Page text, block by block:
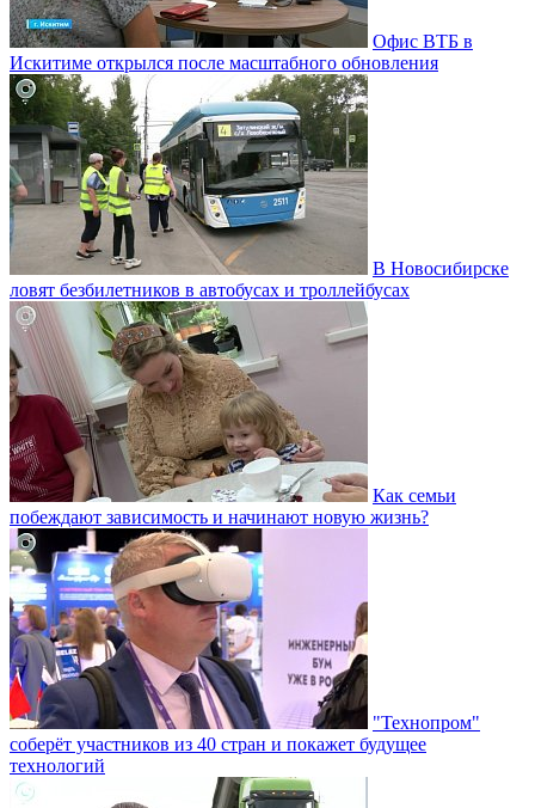
Офис ВТБ в
Искитиме открылся после масштабного обновления
В Новосибирске
ловят безбилетников в автобусах и троллейбусах
Как семьи
побеждают зависимость и начинают новую жизнь?
"Технопром"
соберёт участников из 40 стран и покажет будущее
технологий